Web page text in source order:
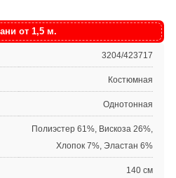
от 1,5 м.
3204/423717
Костюмная
Однотонная
Полиэстер 61%, Вискоза 26%,
Хлопок 7%, Эластан 6%
140 см